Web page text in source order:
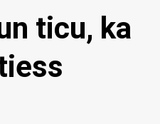
ticu, ka